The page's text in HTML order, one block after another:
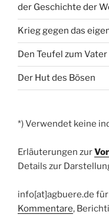
der Geschichte der
Krieg gegen das
Den Teufel zum Vater
Der Hut des Bösen
*) Verwendet keine
Erläuterungen zur
Details zur
info[at]agbuere.de
Kommentare,